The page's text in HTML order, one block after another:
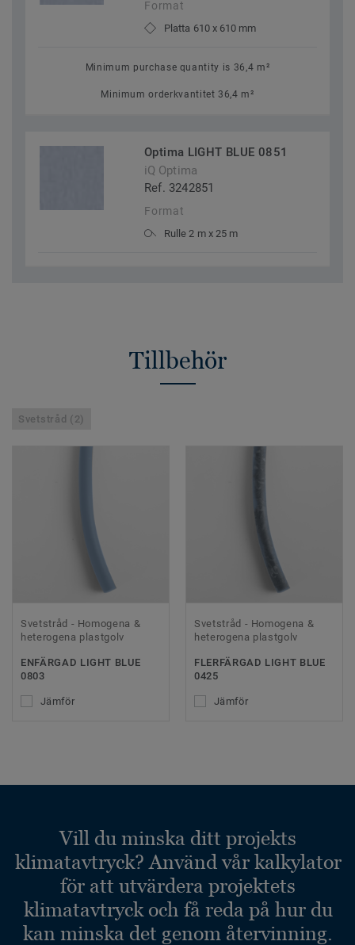
Format
Platta 610 x 610 mm
Minimum purchase quantity is 36,4 m²
Minimum orderkvantitet 36,4 m²
Optima LIGHT BLUE 0851
iQ Optima
Ref. 3242851
Format
Rulle 2 m x 25 m
Tillbehör
Svetstråd (2)
Svetstråd - Homogena &
heterogena plastgolv
ENFÄRGAD LIGHT BLUE
0803
Jämför
Svetstråd - Homogena &
heterogena plastgolv
FLERFÄRGAD LIGHT BLUE
0425
Jämför
Vill du minska ditt projekts
klimatavtryck? Använd vår kalkylator
för att utvärdera projektets
klimatavtryck och få reda på hur du
kan minska det genom återvinning.